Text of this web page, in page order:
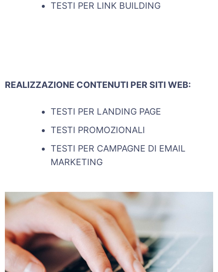
TESTI PER LINK BUILDING
REALIZZAZIONE CONTENUTI PER SITI WEB:
TESTI PER LANDING PAGE
TESTI PROMOZIONALI
TESTI PER CAMPAGNE DI EMAIL
MARKETING